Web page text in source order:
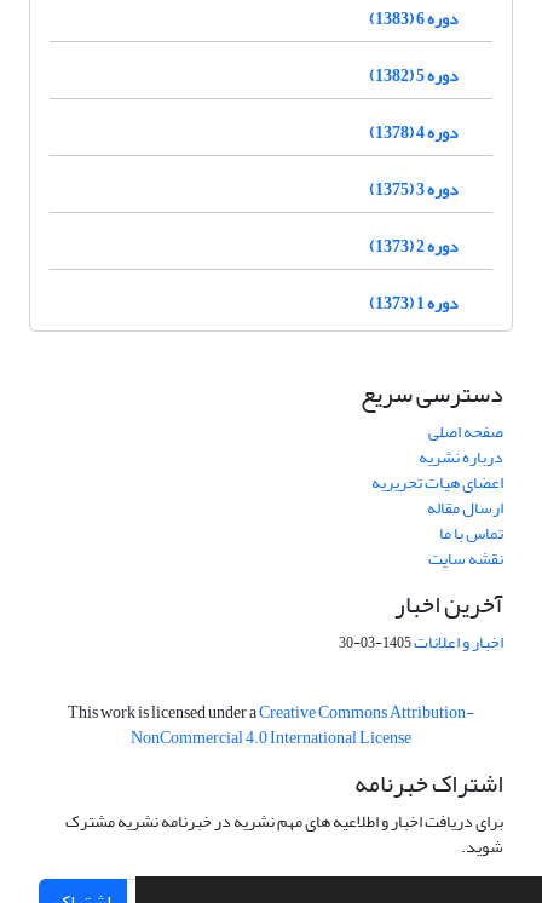
دوره 6 (1383)
دوره 5 (1382)
دوره 4 (1378)
دوره 3 (1375)
دوره 2 (1373)
دوره 1 (1373)
دسترسی سریع
صفحه اصلی
درباره نشریه
اعضای هیات تحریریه
ارسال مقاله
تماس با ما
نقشه سایت
آخرین اخبار
اخبار و اعلانات1405-03-30
This work is licensed under aCreative Commons Attribution-
NonCommercial 4.0 International License
اشتراک خبرنامه
برای دریافت اخبار و اطلاعیه های مهم نشریه در خبرنامه نشریه مشترک
شوید.